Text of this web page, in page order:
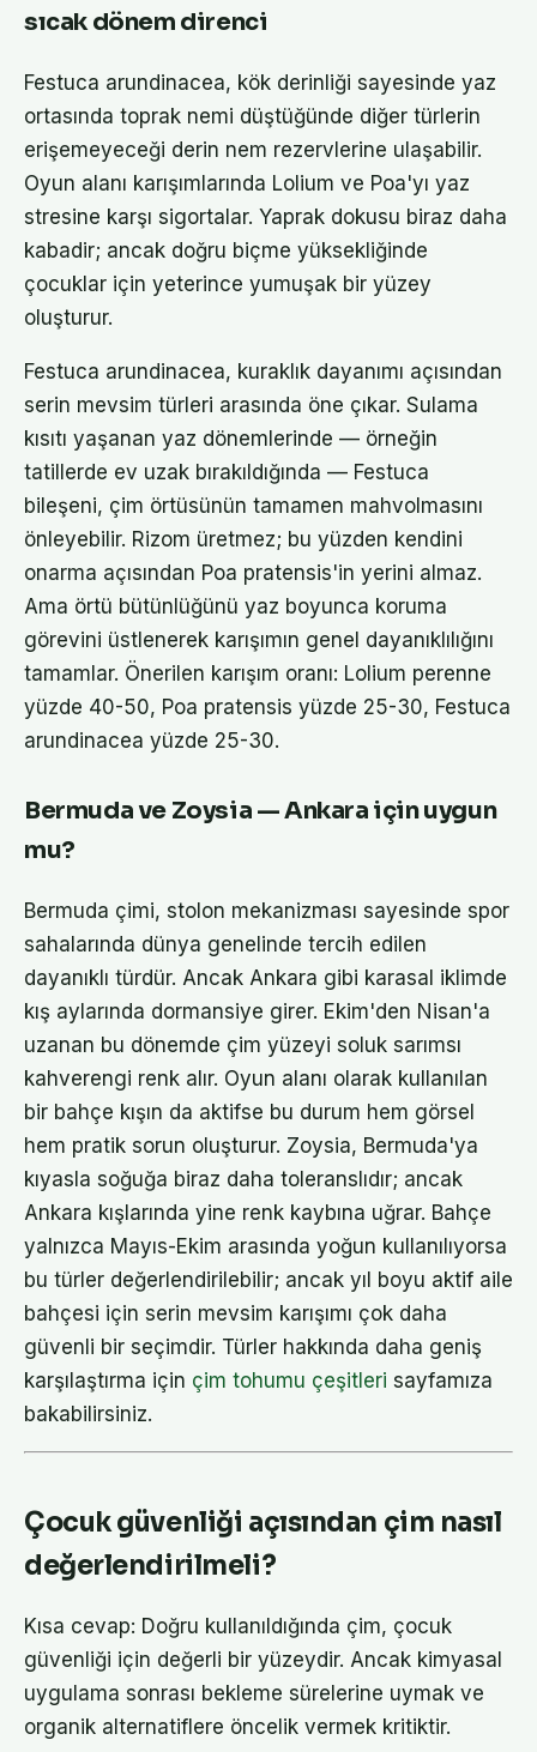
sıcak dönem direnci
Festuca arundinacea, kök derinliği sayesinde yaz
ortasında toprak nemi düştüğünde diğer türlerin
erişemeyeceği derin nem rezervlerine ulaşabilir.
Oyun alanı karışımlarında Lolium ve Poa'yı yaz
stresine karşı sigortalar. Yaprak dokusu biraz daha
kabadir; ancak doğru biçme yüksekliğinde
çocuklar için yeterince yumuşak bir yüzey
oluşturur.
Festuca arundinacea, kuraklık dayanımı açısından
serin mevsim türleri arasında öne çıkar. Sulama
kısıtı yaşanan yaz dönemlerinde — örneğin
tatillerde ev uzak bırakıldığında — Festuca
bileşeni, çim örtüsünün tamamen mahvolmasını
önleyebilir. Rizom üretmez; bu yüzden kendini
onarma açısından Poa pratensis'in yerini almaz.
Ama örtü bütünlüğünü yaz boyunca koruma
görevini üstlenerek karışımın genel dayanıklılığını
tamamlar. Önerilen karışım oranı: Lolium perenne
yüzde 40-50, Poa pratensis yüzde 25-30, Festuca
arundinacea yüzde 25-30.
Bermuda ve Zoysia — Ankara için uygun
mu?
Bermuda çimi, stolon mekanizması sayesinde spor
sahalarında dünya genelinde tercih edilen
dayanıklı türdür. Ancak Ankara gibi karasal iklimde
kış aylarında dormansiye girer. Ekim'den Nisan'a
uzanan bu dönemde çim yüzeyi soluk sarımsı
kahverengi renk alır. Oyun alanı olarak kullanılan
bir bahçe kışın da aktifse bu durum hem görsel
hem pratik sorun oluşturur. Zoysia, Bermuda'ya
kıyasla soğuğa biraz daha toleranslıdır; ancak
Ankara kışlarında yine renk kaybına uğrar. Bahçe
yalnızca Mayıs-Ekim arasında yoğun kullanılıyorsa
bu türler değerlendirilebilir; ancak yıl boyu aktif aile
bahçesi için serin mevsim karışımı çok daha
güvenli bir seçimdir. Türler hakkında daha geniş
karşılaştırma için çim tohumu çeşitleri sayfamıza
bakabilirsiniz.
Çocuk güvenliği açısından çim nasıl
değerlendirilmeli?
Kısa cevap: Doğru kullanıldığında çim, çocuk
güvenliği için değerli bir yüzeydir. Ancak kimyasal
uygulama sonrası bekleme sürelerine uymak ve
organik alternatiflere öncelik vermek kritiktir.